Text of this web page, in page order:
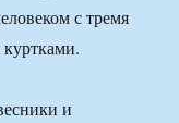
с тремя
и